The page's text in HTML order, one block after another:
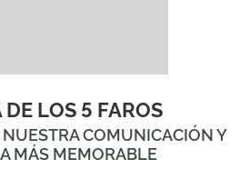
DE LOS 5 FAROS
COMUNICACIÓN Y
MÁS MEMORABLE